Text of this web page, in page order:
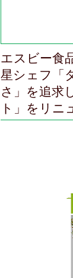
エスビー食
星シェフ「
さ」を追求
ト」をリニ